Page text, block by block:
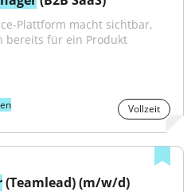
Plattform macht sichtbar,
bereits für ein Produkt
Vollzeit
(Teamlead) (m/w/d)